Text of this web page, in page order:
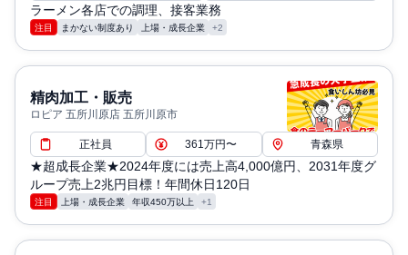
ラーメン各店での調理、接客業務
注目 まかない制度あり 上場・成長企業 +2
精肉加工・販売
ロピア 五所川原店 五所川原市
正社員 361万円〜 青森県
★超成長企業★2024年度には売上高4,000億円、2031年度グ
ループ売上2兆円目標！年間休日120日
注目 上場・成長企業 年収450万以上 +1